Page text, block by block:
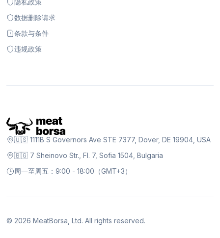
数据删除请求
条款与条件
违规政策
🇺🇸 1111B S Governors Ave STE 7377, Dover, DE 19904, USA
🇧🇬 7 Sheinovo Str., Fl. 7, Sofia 1504, Bulgaria
周一至周五：9:00 - 18:00（GMT+3）
© 2026 MeatBorsa, Ltd. All rights reserved.